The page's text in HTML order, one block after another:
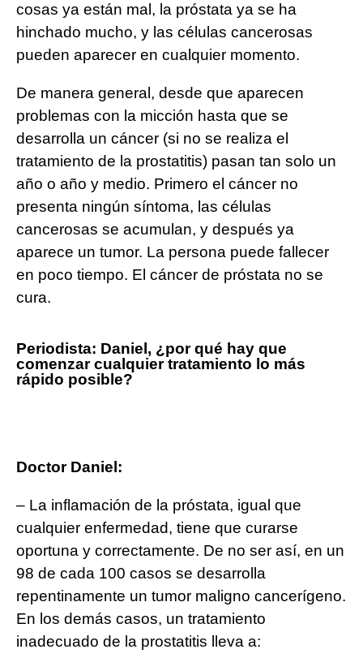
cosas ya están mal, la próstata ya se ha
hinchado mucho, y las células cancerosas
pueden aparecer en cualquier momento.
De manera general, desde que aparecen
problemas con la micción hasta que se
desarrolla un cáncer (si no se realiza el
tratamiento de la prostatitis) pasan tan solo un
año o año y medio. Primero el cáncer no
presenta ningún síntoma, las células
cancerosas se acumulan, y después ya
aparece un tumor. La persona puede fallecer
en poco tiempo. El cáncer de próstata no se
cura.
Periodista: Daniel, ¿por qué hay que
comenzar cualquier tratamiento lo más
rápido posible?
Doctor Daniel:
– La inflamación de la próstata, igual que
cualquier enfermedad, tiene que curarse
oportuna y correctamente. De no ser así, en un
98 de cada 100 casos se desarrolla
repentinamente un tumor maligno cancerígeno.
En los demás casos, un tratamiento
inadecuado de la prostatitis lleva a: